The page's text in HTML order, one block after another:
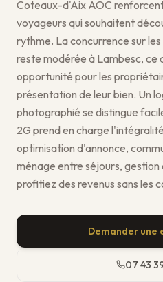
Coteaux-d'Aix AOC
voyageurs qui souhaitent
rythme. La concurrence sur
reste modérée à Lambesc, ce
opportunité pour les
présentation de leur bien. Un
photographié se distingue
2G prend en charge
optimisation d'annonce,
ménage entre séjours, gestion
profitiez des revenus sans les
Demander une
07 43